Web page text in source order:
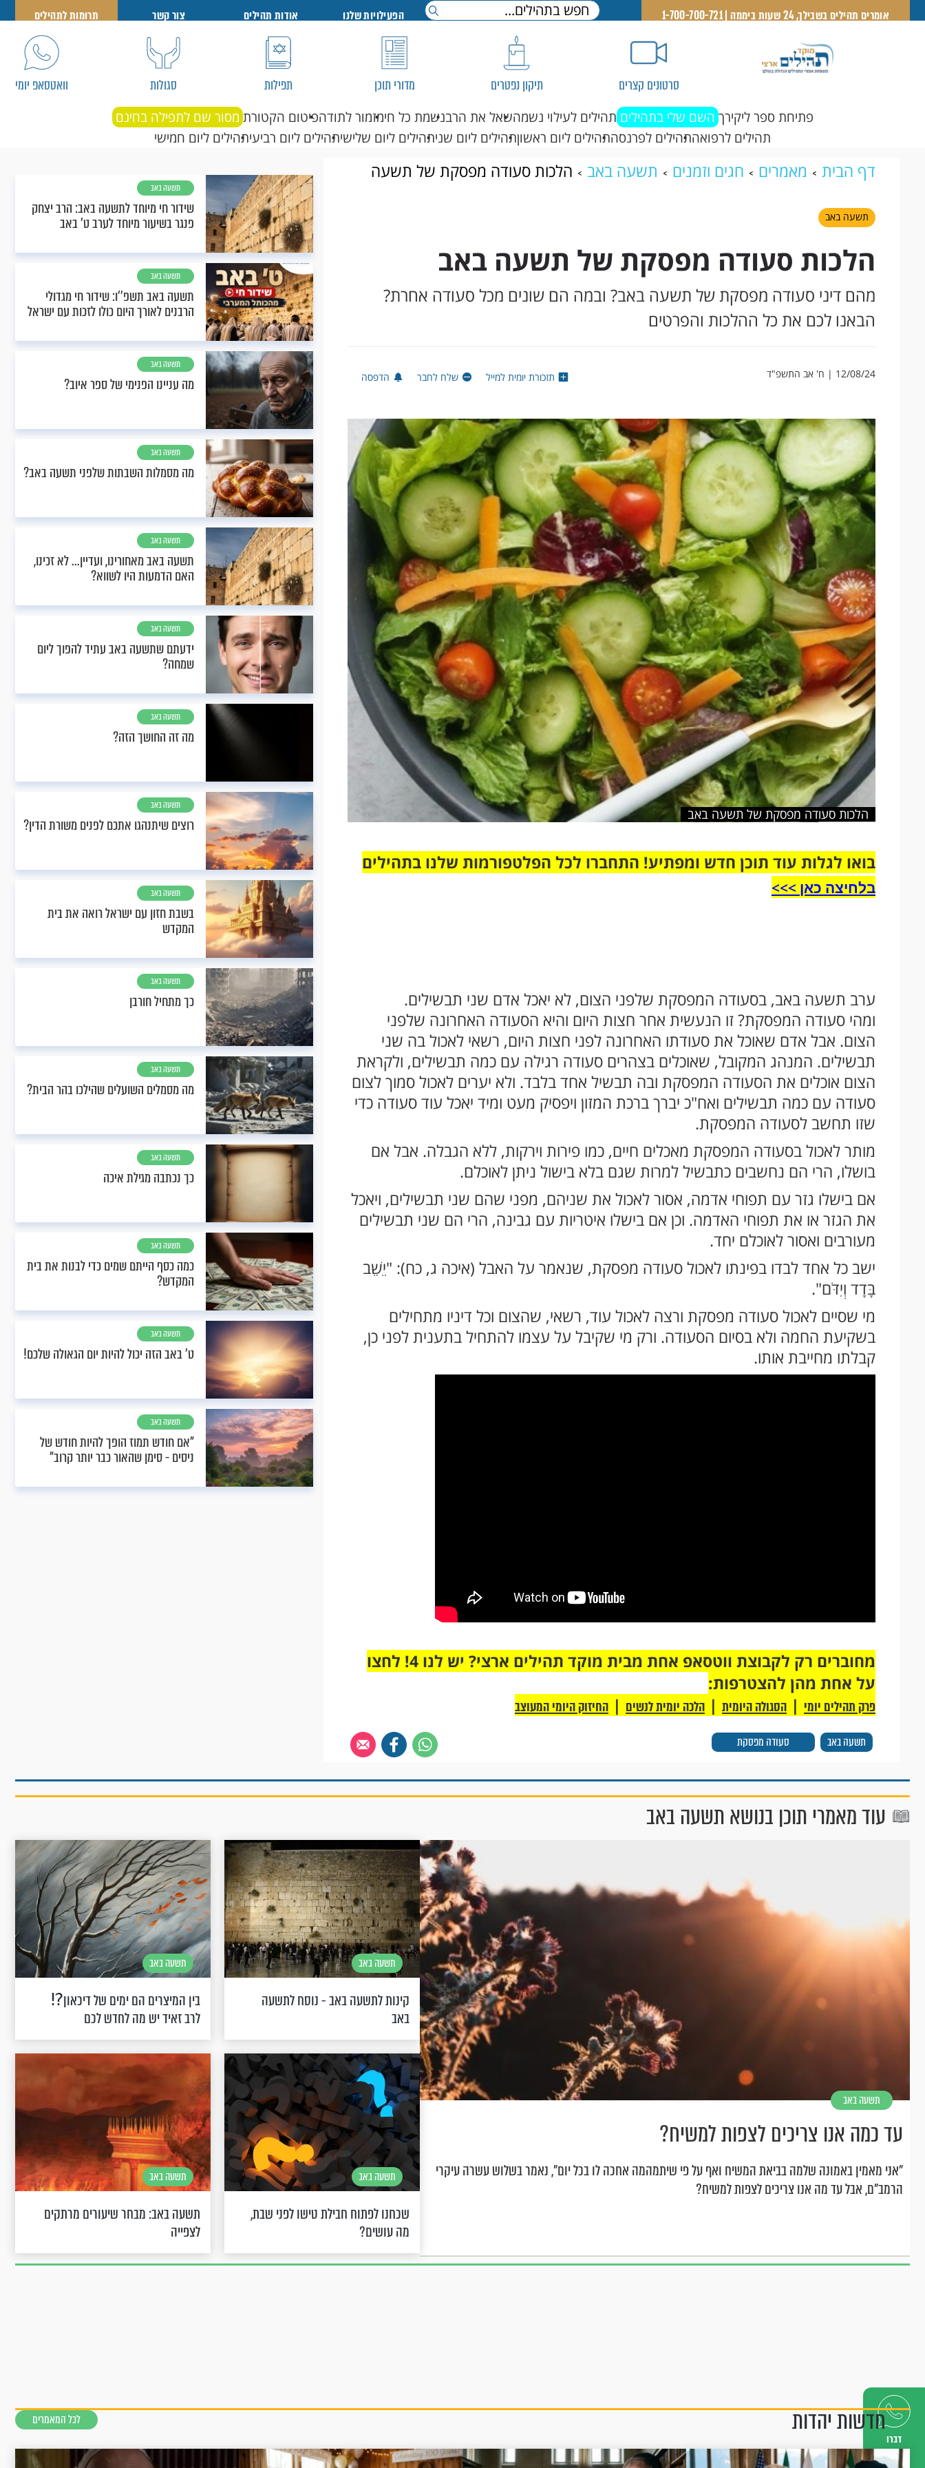
דברו
איתנו
אומרים תהילים בשבילך, 24 שעות ביממה | 1-700-700-721 הפעילויות שלנו אודות תהילים צור קשר תרומות לתהילים
סרטונים קצרים תיקון נפטרים מדורי תוכן תפילות סגולות וואטסאפ יומי
פתיחת ספר ליקירך השם שלי בתהילים תהילים לעילוי נשמהשאל את הרבנשמת כל חימזמור לתודהפיטום הקטורת מסור שם לתפילה בחינם
תהילים לרפואהתהילים לפרנסהתהילים ליום ראשוןתהילים ליום שניתהילים ליום שלישיתהילים ליום רביעיתהילים ליום חמישי
דף הבית מאמרים חגים וזמנים תשעה באב
הלכות סעודה מפסקת של תשעה
באב
תשעה באב
הלכות סעודה מפסקת של תשעה באב
מהם דיני סעודה מפסקת של תשעה באב? ובמה הם שונים מכל סעודה אחרת?
הבאנו לכם את כל ההלכות והפרטים
12/08/24 | ח' אב התשפ"ד תזכורת יומית למייל שלח לחבר הדפסה
הלכות סעודה מפסקת של תשעה באב
בואו לגלות עוד תוכן חדש ומפתיע! התחברו לכל הפלטפורמות שלנו בתהילים
בלחיצה כאן >>>​
ערב תשעה באב, בסעודה המפסקת שלפני הצום, לא יאכל אדם שני תבשילים.
ומהי סעודה המפסקת? זו הנעשית אחר חצות היום והיא הסעודה האחרונה שלפני
הצום. אבל אדם שאוכל את סעודתו האחרונה לפני חצות היום, רשאי לאכול בה שני
תבשילים. המנהג המקובל, שאוכלים בצהרים סעודה רגילה עם כמה תבשילים, ולקראת
הצום אוכלים את הסעודה המפסקת ובה תבשיל אחד בלבד. ולא יערים לאכול סמוך לצום
סעודה עם כמה תבשילים ואח"כ יברך ברכת המזון ויפסיק מעט ומיד יאכל עוד סעודה כדי
שזו תחשב לסעודה המפסקת.
מותר לאכול בסעודה המפסקת מאכלים חיים, כמו פירות וירקות, ללא הגבלה. אבל אם
בושלו, הרי הם נחשבים כתבשיל למרות שגם בלא בישול ניתן לאוכלם.
אם בישלו גזר עם תפוחי אדמה, אסור לאכול את שניהם, מפני שהם שני תבשילים, ויאכל
את הגזר או את תפוחי האדמה. וכן אם בישלו איטריות עם גבינה, הרי הם שני תבשילים
מעורבים ואסור לאוכלם יחד.
ישב כל אחד לבדו בפינתו לאכול סעודה מפסקת, שנאמר על האבל (איכה ג, כח): "יֵשֵׁב
בָּדָד וְיִדֹּם".
מי שסיים לאכול סעודה מפסקת ורצה לאכול עוד, רשאי, שהצום וכל דיניו מתחילים
בשקיעת החמה ולא בסיום הסעודה. ורק מי שקיבל על עצמו להתחיל בתענית לפני כן,
קבלתו מחייבת אותו.
תשעה באב סעודה מפסקת
מחוברים רק לקבוצת ווטסאפ אחת מבית מוקד תהילים ארצי? יש לנו 4! לחצו
על אחת מהן להצטרפות:
פרק תהילים יומי | הסגולה היומית | הלכה יומית לנשים | החיזוק היומי המעוצב
תשעה באב
שידור חי מיוחד לתשעה באב: הרב יצחק
פנגר בשיעור מיוחד לערב ט' באב
תשעה באב
תשעה באב תשפ''ו: שידור חי מגדולי
הרבנים לאורך היום כולו לזכות עם ישראל
תשעה באב
מה עניינו הפנימי של ספר איוב?
תשעה באב
מה מסמלות השבתות שלפני תשעה באב?
תשעה באב
תשעה באב מאחורינו, ועדיין... לא זכינו,
האם הדמעות היו לשווא?
תשעה באב
ידעתם שתשעה באב עתיד להפוך ליום
שמחה?
תשעה באב
מה זה החושך הזה?
תשעה באב
רוצים שיתנהגו אתכם לפנים משורת הדין?
תשעה באב
בשבת חזון עם ישראל רואה את בית
המקדש
תשעה באב
כך מתחיל חורבן
תשעה באב
מה מסמלים השועלים שהילכו בהר הבית?
תשעה באב
כך נכתבה מגילת איכה
תשעה באב
כמה כסף הייתם שמים כדי לבנות את בית
המקדש?
תשעה באב
ט’ באב הזה יכול להיות יום הגאולה שלכם!
תשעה באב
"אם חודש תמוז הופך להיות חודש של
ניסים - סימן שהאור כבר יותר קרוב"
עוד מאמרי תוכן בנושא תשעה באב
תשעה באב
עד כמה אנו צריכים לצפות למשיח?
"אני מאמין באמונה שלמה בביאת המשיח ואף על פי שיתמהמה אחכה לו בכל יום", נאמר בשלוש עשרה עיקרי
הרמב"ם, אבל עד מה אנו צריכים לצפות למשיח?
תשעה באב
קינות לתשעה באב - נוסח לתשעה
באב
תשעה באב
בין המיצרים הם ימים של דיכאון⁉
לרב זאיד יש מה לחדש לכם
תשעה באב
שכחנו לפתוח חבילת טישו לפני שבת,
מה עושים?
תשעה באב
תשעה באב: מבחר שיעורים מרתקים
לצפייה
חדשות יהדות לכל המאמרים